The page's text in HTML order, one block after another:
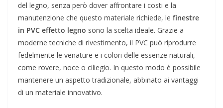
del legno, senza però dover affrontare i costi e la
manutenzione che questo materiale richiede, le finestre
in PVC effetto legno sono la scelta ideale. Grazie a
moderne tecniche di rivestimento, il PVC può riprodurre
fedelmente le venature e i colori delle essenze naturali,
come rovere, noce o ciliegio. In questo modo è possibile
mantenere un aspetto tradizionale, abbinato ai vantaggi
di un materiale innovativo.